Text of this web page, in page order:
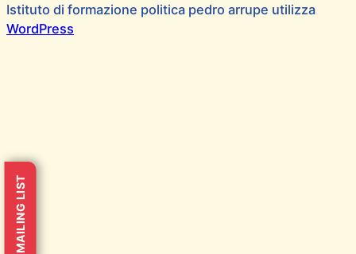
Istituto di formazione politica pedro arrupe utilizza
WordPress
MAILING LIST